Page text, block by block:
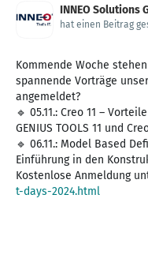
INNEO Solutions
hat einen Beitrag
Kommende Woche
spannende Vorträge
angemeldet?
🔹 05.11.: Creo 11 –
GENIUS TOOLS 11 und
🔹 06.11.: Model Based
Einführung in den
Kostenlose Anmeldung
t-days-2024.html